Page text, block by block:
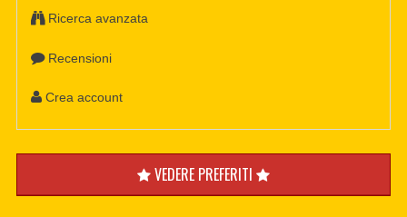
Ricerca avanzata
Recensioni
Crea account
VEDERE PREFERITI